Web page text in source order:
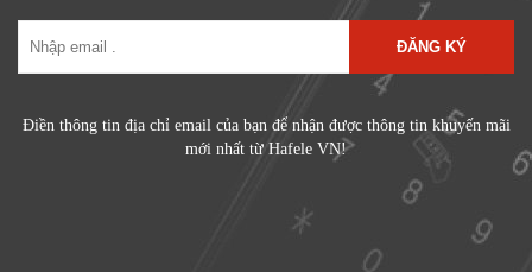
ĐĂNG KÝ
Điền thông tin địa chỉ email của bạn để nhận được thông tin khuyến mãi
mới nhất từ Hafele VN!